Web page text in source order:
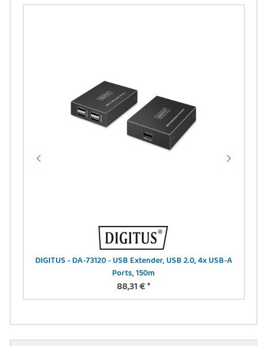
DIGITUS - DA-73120 - USB Extender, USB 2.0, 4x USB-A
Ports, 150m
88,31 €*